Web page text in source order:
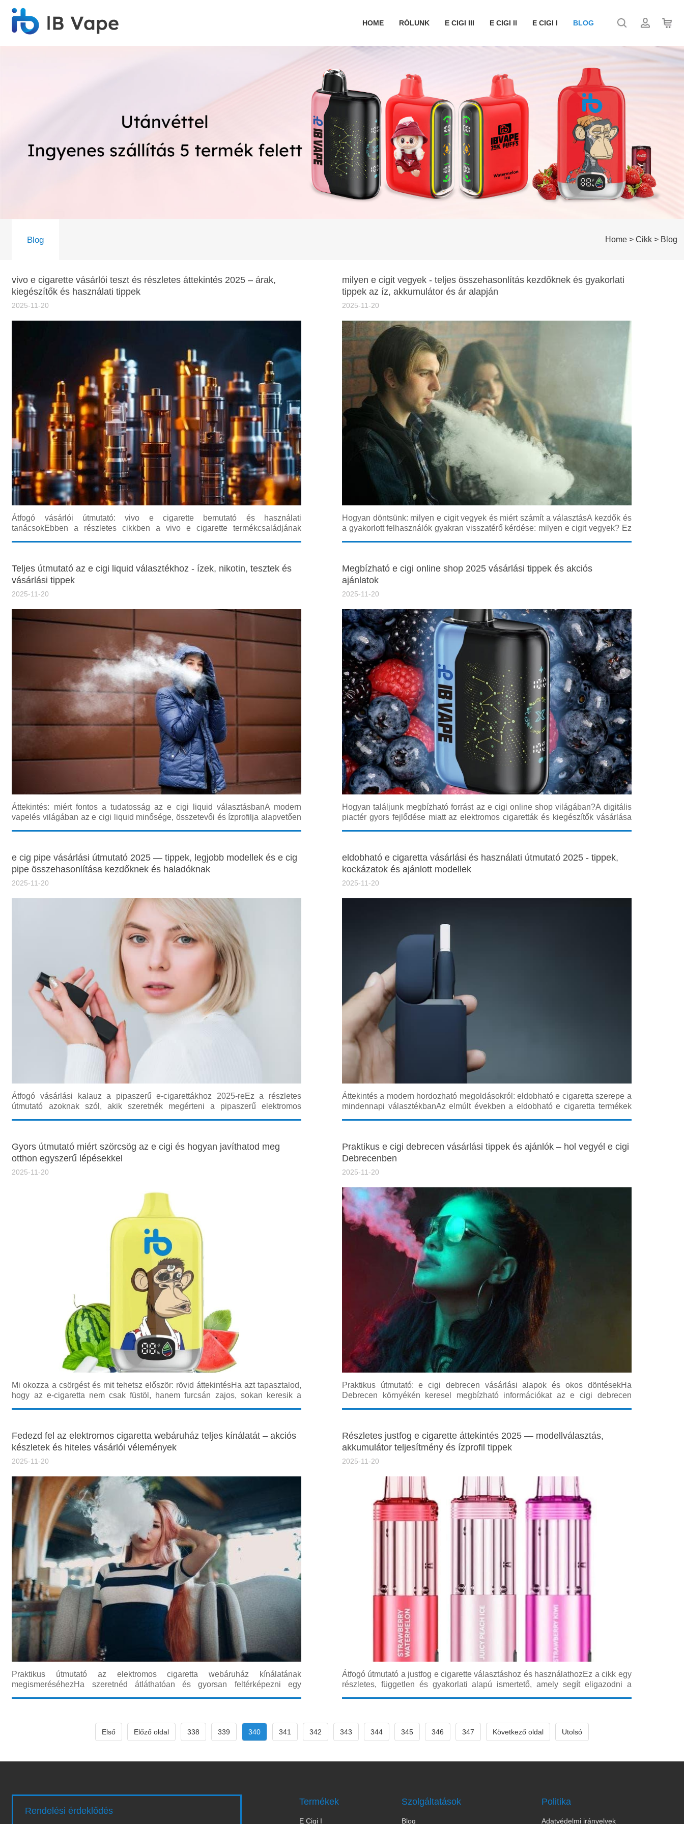
HOME RÓLUNK E CIGI III E CIGI II E CIGI I BLOG
Blog Home> Cikk> Blog
vivo e cigarette vásárlói teszt és részletes áttekintés 2025 – árak,
kiegészítők és használati tippek
2025-11-20
Átfogó vásárlói útmutató: vivo e cigarette bemutató és használati
tanácsokEbben a részletes cikkben a vivo e cigarette termékcsaládjának
milyen e cigit vegyek - teljes összehasonlítás kezdőknek és gyakorlati
tippek az íz, akkumulátor és ár alapján
2025-11-20
Hogyan döntsünk: milyen e cigit vegyek és miért számít a választásA kezdők és
a gyakorlott felhasználók gyakran visszatérő kérdése: milyen e cigit vegyek? Ez
Teljes útmutató az e cigi liquid választékhoz - ízek, nikotin, tesztek és
vásárlási tippek
2025-11-20
Áttekintés: miért fontos a tudatosság az e cigi liquid választásbanA modern
vapelés világában az e cigi liquid minősége, összetevői és ízprofilja alapvetően
Megbízható e cigi online shop 2025 vásárlási tippek és akciós
ajánlatok
2025-11-20
Hogyan találjunk megbízható forrást az e cigi online shop világában?A digitális
piactér gyors fejlődése miatt az elektromos cigaretták és kiegészítők vásárlása
e cig pipe vásárlási útmutató 2025 — tippek, legjobb modellek és e cig
pipe összehasonlítása kezdőknek és haladóknak
2025-11-20
Átfogó vásárlási kalauz a pipaszerű e-cigarettákhoz 2025-reEz a részletes
útmutató azoknak szól, akik szeretnék megérteni a pipaszerű elektromos
eldobható e cigaretta vásárlási és használati útmutató 2025 - tippek,
kockázatok és ajánlott modellek
2025-11-20
Áttekintés a modern hordozható megoldásokról: eldobható e cigaretta szerepe a
mindennapi választékbanAz elmúlt években a eldobható e cigaretta termékek
Gyors útmutató miért szörcsög az e cigi és hogyan javíthatod meg
otthon egyszerű lépésekkel
2025-11-20
Mi okozza a csörgést és mit tehetsz először: rövid áttekintésHa azt tapasztalod,
hogy az e-cigaretta nem csak füstöl, hanem furcsán zajos, sokan keresik a
Praktikus e cigi debrecen vásárlási tippek és ajánlók – hol vegyél e cigi
Debrecenben
2025-11-20
Praktikus útmutató: e cigi debrecen vásárlási alapok és okos döntésekHa
Debrecen környékén keresel megbízható információkat az e cigi debrecen
Fedezd fel az elektromos cigaretta webáruház teljes kínálatát – akciós
készletek és hiteles vásárlói vélemények
2025-11-20
Praktikus útmutató az elektromos cigaretta webáruház kínálatának
megismeréséhezHa szeretnéd átláthatóan és gyorsan feltérképezni egy
Részletes justfog e cigarette áttekintés 2025 — modellválasztás,
akkumulátor teljesítmény és ízprofil tippek
2025-11-20
Átfogó útmutató a justfog e cigarette választáshoz és használathozEz a cikk egy
részletes, független és gyakorlati alapú ismertető, amely segít eligazodni a
Első Előző oldal 338 339 340 341 342 343 344 345 346 347 Következő oldal Utolsó
Rendelési érdeklődés
Termékek
E Cigi I
Szolgáltatások
Blog
Politika
Adatvédelmi irányelvek